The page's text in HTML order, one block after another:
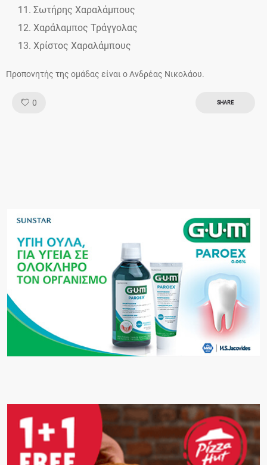
Σωτήρης Χαραλάμπους
Χαράλαμπος Τράγγολας
Χρίστος Χαραλάμπους
Προπονητής της ομάδας είναι ο Ανδρέας Νικολάου.
0 SHARE